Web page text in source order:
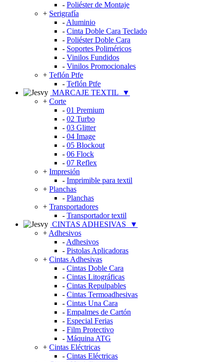
- Poliéster de Montaje
+ Serigrafía
- Aluminio
- Cinta Doble Cara Teclado
- Poliéster Doble Cara
- Soportes Poliméricos
- Vinilos Fundidos
- Vinilos Promocionales
+ Teflón Ptfe
- Teflón Ptfe
MARCAJE TEXTIL
▼
+ Corte
- 01 Premium
- 02 Turbo
- 03 Glitter
- 04 Image
- 05 Blockout
- 06 Flock
- 07 Reflex
+ Impresión
- Imprimible para textil
+ Planchas
- Planchas
+ Transportadores
- Transportador textil
CINTAS ADHESIVAS
▼
+ Adhesivos
- Adhesivos
- Pistolas Aplicadoras
+ Cintas Adhesivas
- Cintas Doble Cara
- Cintas Litográficas
- Cintas Repulpables
- Cintas Termoadhesivas
- Cintas Una Cara
- Empalmes de Cartón
- Especial Ferias
- Film Protectivo
- Máquina ATG
+ Cintas Eléctricas
- Cintas Eléctricas